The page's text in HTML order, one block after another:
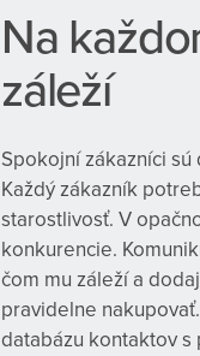
Na
záleží
Spokojní zákazníci
Každý zákazník
starostlivosť. V
konkurencie.
čom mu záleží a
pravidelne
databázu kontaktov s